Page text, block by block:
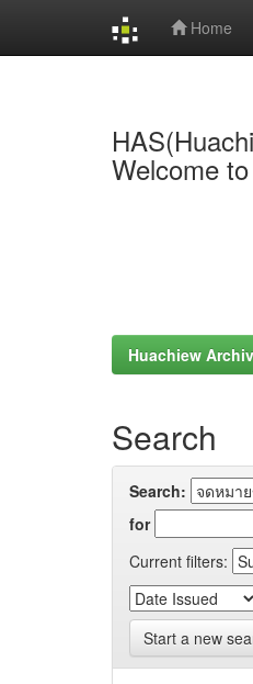
Home
Welcome
Huachiew
Search
Search:
for
Current filters:
Start a new